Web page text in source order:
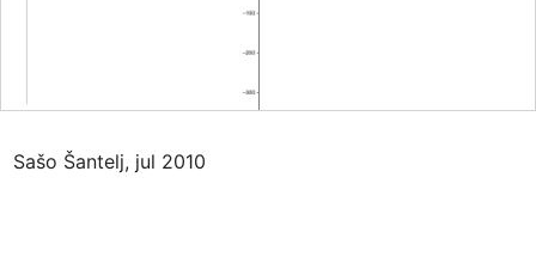
Sašo Šantelj, jul 2010